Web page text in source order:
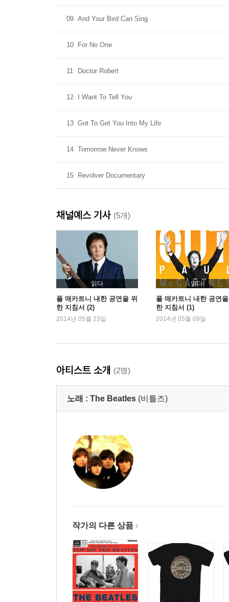
09 And Your Bird Can Sing
10 For No One
11 Doctor Robert
12 I Want To Tell You
13 Got To Get You Into My Life
14 Tomorrow Never Knows
15 Revolver Documentary
채널예스 기사 (5개)
읽다
폴 매카트니 내한 공연을 위
한 지침서 (2)
2014년 05월 23일
읽다
폴 매카트니 내한 공연
한 지침서 (1)
2014년 05월 09일
아티스트 소개 (2명)
노래 : The Beatles (비틀즈)
작가의 다른 상품